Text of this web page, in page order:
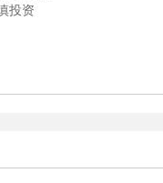
投资